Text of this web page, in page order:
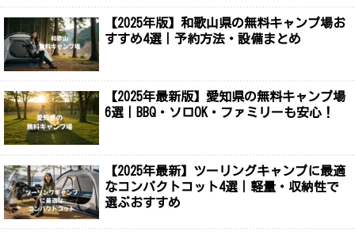
【2025年版】和歌山県の無料キャンプ場お
すすめ4選｜予約方法・設備まとめ
【2025年最新版】愛知県の無料キャンプ場
6選｜BBQ・ソロOK・ファミリーも安心！
【2025年最新】ツーリングキャンプに最適
なコンパクトコット4選｜軽量・収納性で
選ぶおすすめ